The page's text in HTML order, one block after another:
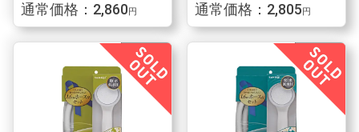
通常価格：2,860円 通常価格：2,805円